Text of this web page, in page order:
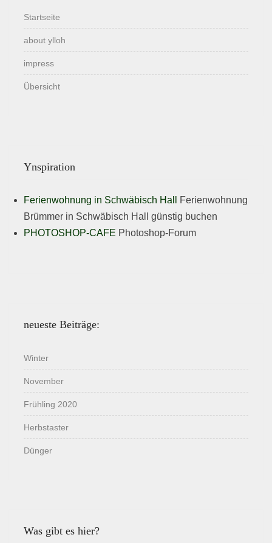
Startseite
about ylloh
impress
Übersicht
Ynspiration
Ferienwohnung in Schwäbisch Hall
Ferienwohnung
Brümmer in Schwäbisch Hall günstig buchen
PHOTOSHOP-CAFE Photoshop-Forum
neueste Beiträge:
Winter
November
Frühling 2020
Herbstaster
Dünger
Was gibt es hier?